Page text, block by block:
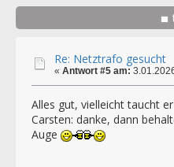
Re: Netztrafo gesucht
« Antwort #5 am:
Alles gut, vielleicht taucht
Carsten: danke, dann
Auge